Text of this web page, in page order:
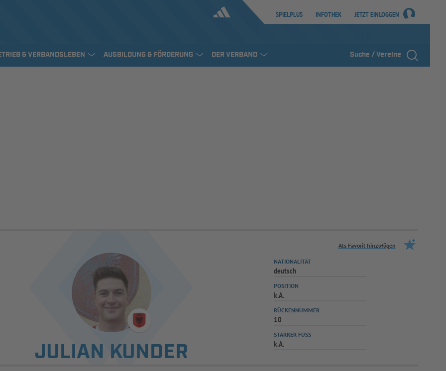
SPIELPLUS INFOTHEK JETZT EINLOGGEN
& VERBANDSLEBEN AUSBILDUNG & FÖRDERUNG DER VERBAND Suche / Vereine
Als Favorit hinzufügen
JULIAN KUNDER
NATIONALITÄT
deutsch
POSITION
k.A.
RÜCKENNUMMER
10
STARKER FUSS
k.A.